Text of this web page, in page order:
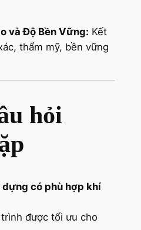
và Độ Bền Vững: Kết
thẩm mỹ, bền vững
hỏi
có phù hợp khí
được tối ưu cho